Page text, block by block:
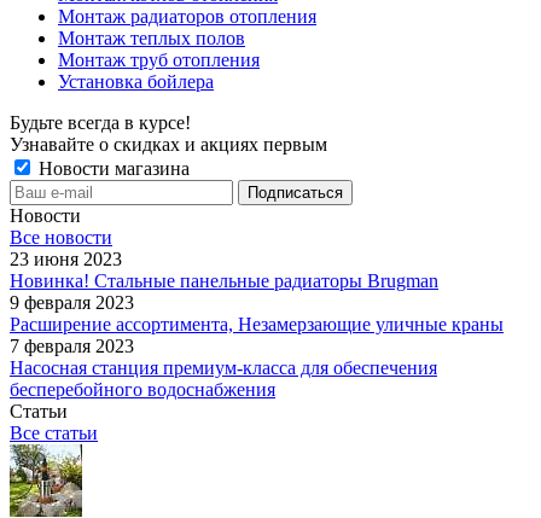
Монтаж радиаторов отопления
Монтаж теплых полов
Монтаж труб отопления
Установка бойлера
Будьте всегда в курсе!
Узнавайте о скидках и акциях первым
Новости магазина
Новости
Все новости
23 июня 2023
Новинка! Стальные панельные радиаторы Brugman
9 февраля 2023
Расширение ассортимента, Незамерзающие уличные краны
7 февраля 2023
Насосная станция премиум-класса для обеспечения
бесперебойного водоснабжения
Статьи
Все статьи